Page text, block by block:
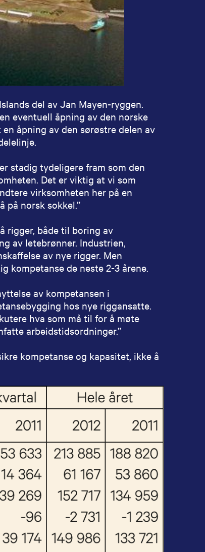
del av Jan Mayen-ryggen.
eventuell åpning av den norske
åpning av den sørøstre delen av
stadig tydeligere fram som den
Det er viktig at vi som
virksomheten her på en
på norsk sokkel.”
rigger, både til boring av
av letebrønner. Industrien,
av nye rigger. Men
kompetanse de neste 2-3 årene.
av kompetansen i
hos nye riggansatte.
hva som må til for å møte
arbeidstidsordninger.”
kompetanse og kapasitet, ikke å